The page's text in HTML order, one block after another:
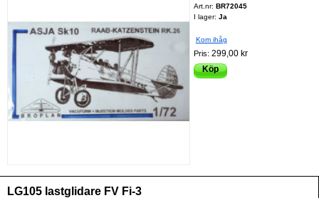
Art.nr: BR72045
I lager: Ja
Kom ihåg
Pris: 299,00 kr
Köp
LG105 lastglidare FV Fi-3